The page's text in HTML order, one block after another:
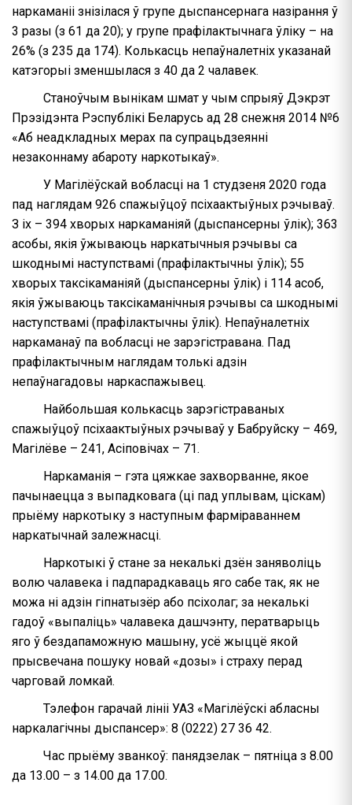
наркаманіі знізілася ў групе дыспансернага назірання ў
3 разы (з 61 да 20); у групе прафілактычнага ўліку – на
26% (з 235 да 174). Колькасць непаўналетніх указанай
катэгорыі зменшылася з 40 да 2 чалавек.
Станоўчым вынікам шмат у чым спрыяў Дэкрэт
Прэзідэнта Рэспублікі Беларусь ад 28 снежня 2014 №6
«Аб неадкладных мерах па супрацьдзеянні
незаконнаму абароту наркотыкаў».
У Магілёўскай вобласці на 1 студзеня 2020 года
пад наглядам 926 спажыўцоў псіхаактыўных рэчываў.
З іх – 394 хворых наркаманіяй (дыспансерны ўлік); 363
асобы, якія ўжываюць наркатычныя рэчывы са
шкоднымі наступствамі (прафілактычны ўлік); 55
хворых таксікаманіяй (дыспансерны ўлік) і 114 асоб,
якія ўжываюць таксікаманічныя рэчывы са шкоднымі
наступствамі (прафілактычны ўлік). Непаўналетніх
наркаманаў па вобласці не зарэгістравана. Пад
прафілактычным наглядам толькі адзін
непаўнагадовы наркаспажывец.
Найбольшая колькасць зарэгістраваных
спажыўцоў псіхаактыўных рэчываў у Бабруйску – 469,
Магілёве – 241, Асіповічах – 71.
Наркаманія – гэта цяжкае захворванне, якое
пачынаецца з выпадковага (ці пад уплывам, ціскам)
прыёму наркотыку з наступным фарміраваннем
наркатычнай залежнасці.
Наркотыкі ў стане за некалькі дзён заняволіць
волю чалавека і падпарадкаваць яго сабе так, як не
можа ні адзін гіпнатызёр або псіхолаг; за некалькі
гадоў «выпаліць» чалавека дашчэнту, ператварыць
яго ў бездапаможную машыну, усё жыццё якой
прысвечана пошуку новай «дозы» і страху перад
чарговай ломкай.
Тэлефон гарачай лініі УАЗ «Магілёўскі абласны
наркалагічны дыспансер»: 8 (0222) 27 36 42.
Час прыёму званкоў: панядзелак – пятніца з 8.00
да 13.00 – з 14.00 да 17.00.